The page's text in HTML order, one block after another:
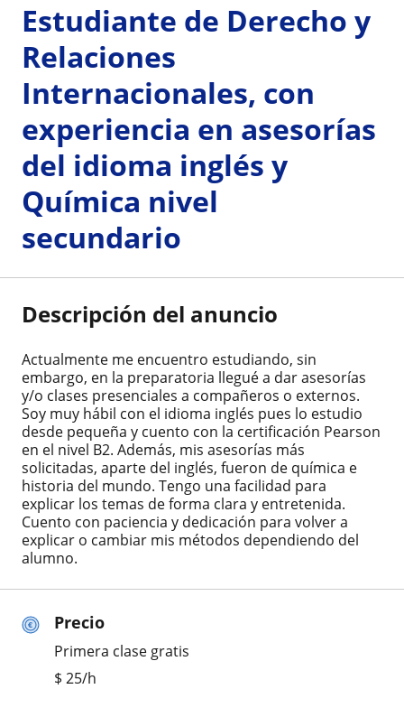
Precio
Primera clase gratis
$ 25/h
Estudiante de Derecho y
Relaciones
Internacionales, con
experiencia en asesorías
del idioma inglés y
Química nivel
secundario
Descripción del anuncio
Actualmente me encuentro estudiando, sin
embargo, en la preparatoria llegué a dar asesorías
y/o clases presenciales a compañeros o externos.
Soy muy hábil con el idioma inglés pues lo estudio
desde pequeña y cuento con la certificación Pearson
en el nivel B2. Además, mis asesorías más
solicitadas, aparte del inglés, fueron de química e
historia del mundo. Tengo una facilidad para
explicar los temas de forma clara y entretenida.
Cuento con paciencia y dedicación para volver a
explicar o cambiar mis métodos dependiendo del
alumno.